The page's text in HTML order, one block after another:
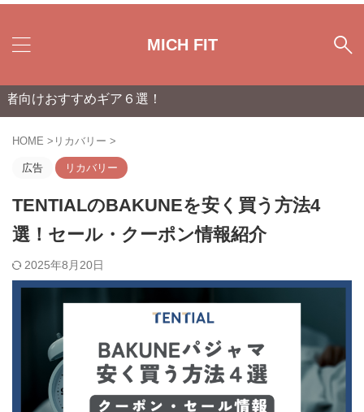
MICH FIT
めギア６選！
HOME > リカバリー >
広告 リカバリー
TENTIALのBAKUNEを安く買う方法4
選！セール・クーポン情報紹介
2025年8月20日